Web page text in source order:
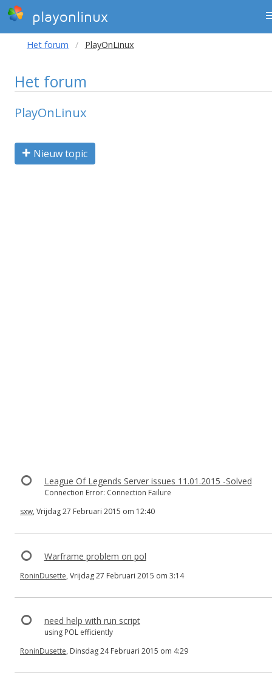
playonlinux
Het forum PlayOnLinux
Het forum
PlayOnLinux
Nieuw topic
League Of Legends Server issues 11.01.2015 -Solved
Connection Error: Connection Failure
sxw, Vrijdag 27 Februari 2015 om 12:40
Warframe problem on pol
RoninDusette, Vrijdag 27 Februari 2015 om 3:14
need help with run script
using POL efficiently
RoninDusette, Dinsdag 24 Februari 2015 om 4:29